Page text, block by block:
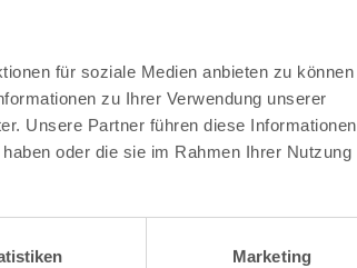
für soziale Medien anbieten zu können
zu Ihrer Verwendung unserer
Unsere Partner führen diese Informationen
oder die sie im Rahmen Ihrer Nutzung
Marketing